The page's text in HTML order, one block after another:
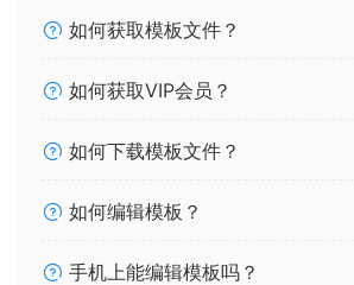
如何获取模板文件？
如何获取VIP会员？
如何下载模板文件？
如何编辑模板？
手机上能编辑模板吗？